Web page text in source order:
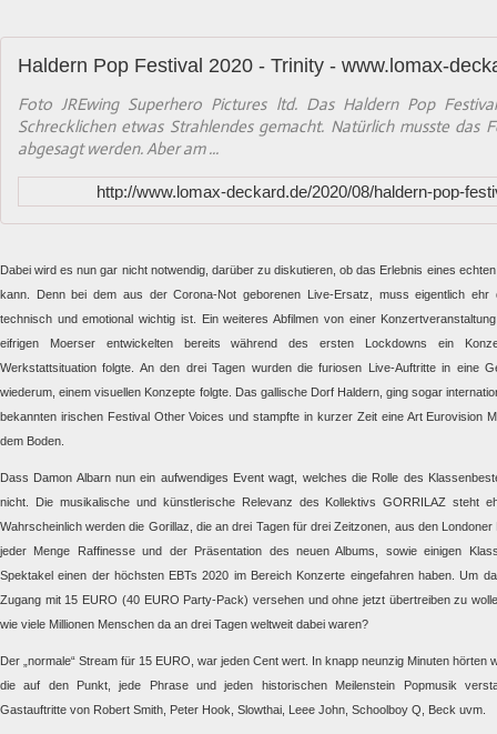
Haldern Pop Festival 2020 - Trinity - www.lomax-
Foto JREwing Superhero Pictures ltd. Das Haldern Pop
Schrecklichen etwas Strahlendes gemacht. Natürlich musste das
abgesagt werden. Aber am ...
http://www.lomax-deckard.de/2020/08/haldern-pop-
Dabei wird es nun gar nicht notwendig, darüber zu diskutieren, ob das Erlebnis eines
kann. Denn bei dem aus der Corona-Not geborenen Live-Ersatz, muss eigentlich
technisch und emotional wichtig ist. Ein weiteres Abfilmen von einer
eifrigen Moerser entwickelten bereits während des ersten Lockdowns ein
Werkstattsituation folgte. An den drei Tagen wurden die furiosen Live-Auftritte in eine
wiederum, einem visuellen Konzepte folgte. Das gallische Dorf Haldern, ging sogar
bekannten irischen Festival Other Voices und stampfte in kurzer Zeit eine Art Eurovision
dem Boden.
Dass Damon Albarn nun ein aufwendiges Event wagt, welches die Rolle des
nicht. Die musikalische und künstlerische Relevanz des Kollektivs GORRILAZ steht
Wahrscheinlich werden die Gorillaz, die an drei Tagen für drei Zeitzonen, aus den
jeder Menge Raffinesse und der Präsentation des neuen Albums, sowie einigen
Spektakel einen der höchsten EBTs 2020 im Bereich Konzerte eingefahren haben. Um
Zugang mit 15 EURO (40 EURO Party-Pack) versehen und ohne jetzt übertreiben zu
wie viele Millionen Menschen da an drei Tagen weltweit dabei waren?
Der „normale“ Stream für 15 EURO, war jeden Cent wert. In knapp neunzig Minuten hörten
die auf den Punkt, jede Phrase und jeden historischen Meilenstein Popmusik
Gastauftritte von Robert Smith, Peter Hook, Slowthai, Leee John, Schoolboy Q, Beck uvm.